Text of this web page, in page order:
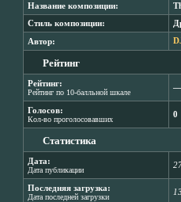
Название композиции:
Стиль композиции:
Автор:
Рейтинг
Рейтинг:
Рейтинг по 10-балльной шкале
―
Голосов:
Кол-во проголосовавших
0
Статистика
Дата:
Дата публикации
Последняя загрузка:
Дата последней загрузки